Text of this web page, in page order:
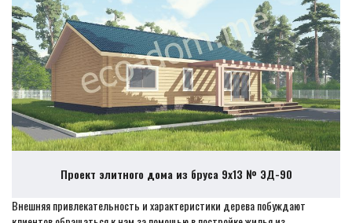
Проект элитного дома из бруса 9х13 № ЭД-90
Внешняя привлекательность и характеристики дерева побуждают